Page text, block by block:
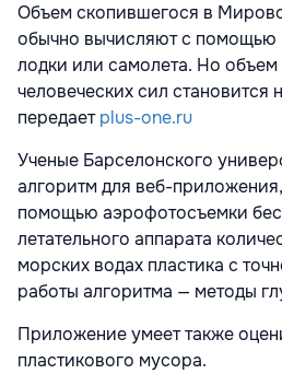
Объем скопившегося в
обычно вычисляют с помощью
лодки или самолета. Но
человеческих сил становится
передаетplus-one.ru
Ученые Барселонского
алгоритм для веб-
помощью аэрофотосъемки
летательного аппарата
морских водах пластика с
работы алгоритма — методы
Приложение умеет также
пластикового мусора.